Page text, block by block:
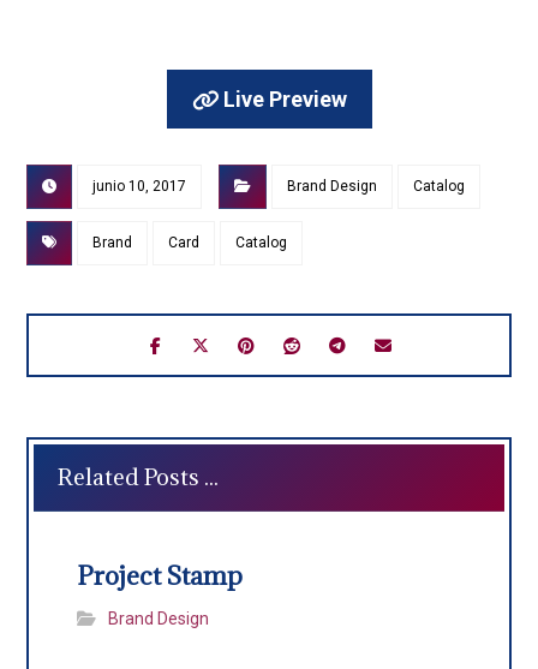
Live Preview
junio 10, 2017 Brand Design Catalog
Brand Card Catalog
Related Posts ...
Project Stamp
Brand Design